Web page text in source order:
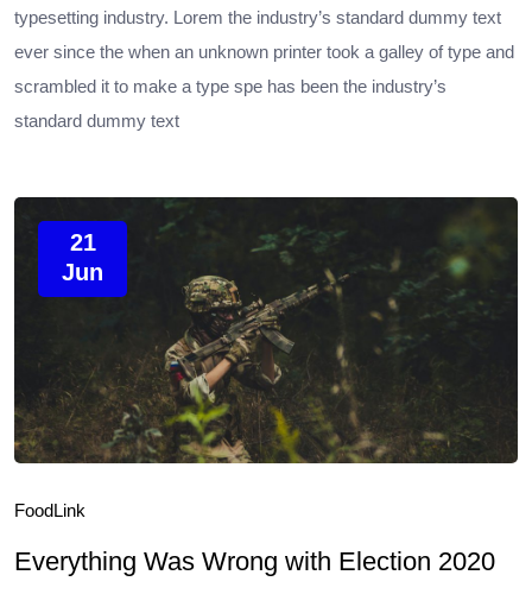
typesetting industry. Lorem the industry’s standard dummy text
ever since the when an unknown printer took a galley of type and
scrambled it to make a type spe has been the industry’s
standard dummy text
21
Jun
FoodLink
Everything Was Wrong with Election 2020